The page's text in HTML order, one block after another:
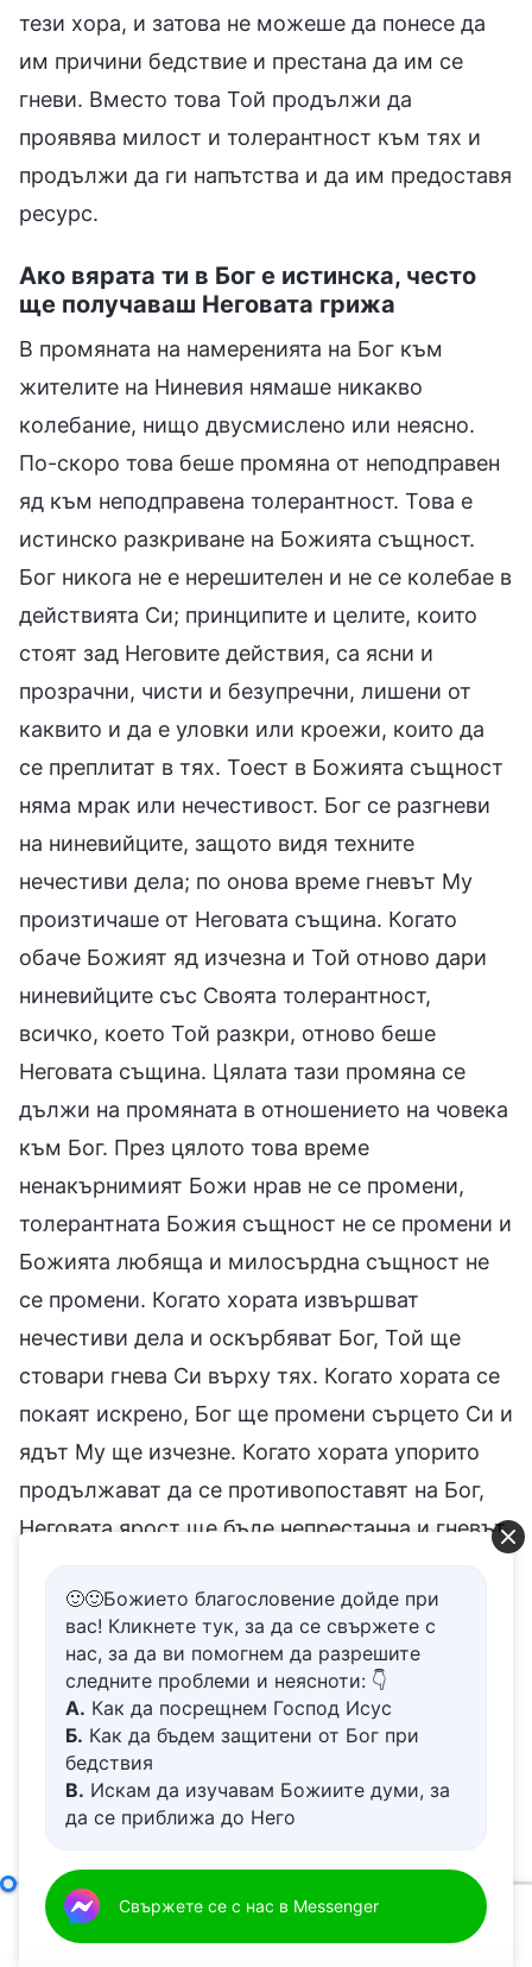
тези хора, и затова не можеше да понесе да
им причини бедствие и престана да им се
гневи. Вместо това Той продължи да
проявява милост и толерантност към тях и
продължи да ги напътства и да им предоставя
ресурс.
Ако вярата ти в Бог е истинска, често
ще получаваш Неговата грижа
В промяната на намеренията на Бог към
жителите на Ниневия нямаше никакво
колебание, нищо двусмислено или неясно.
По-скоро това беше промяна от неподправен
яд към неподправена толерантност. Това е
истинско разкриване на Божията същност.
Бог никога не е нерешителен и не се колебае в
действията Си; принципите и целите, които
стоят зад Неговите действия, са ясни и
прозрачни, чисти и безупречни, лишени от
каквито и да е уловки или кроежи, които да
се преплитат в тях. Тоест в Божията същност
няма мрак или нечестивост. Бог се разгневи
на ниневийците, защото видя техните
нечестиви дела; по онова време гневът Му
произтичаше от Неговата същина. Когато
обаче Божият яд изчезна и Той отново дари
ниневийците със Своята толерантност,
всичко, което Той разкри, отново беше
Неговата същина. Цялата тази промяна се
дължи на промяната в отношението на човека
към Бог. През цялото това време
ненакърнимият Божи нрав не се промени,
толерантната Божия същност не се промени и
Божията любяща и милосърдна същност не
се промени. Когато хората извършват
нечестиви дела и оскърбяват Бог, Той ще
стовари гнева Си върху тях. Когато хората се
покаят искрено, Бог ще промени сърцето Си и
ядът Му ще изчезне. Когато хората упорито
продължават да се противопоставят на Бог,
Неговата ярост ще бъде непрестанна и гневът
бъдат унищожени. Това е същността на
Божия нрав. Каквото и да изразява и
разкрива от Своя нрав, било то Своя гняв, или
Своята милост и любяща доброта, зависи от
поведението на хората и от начина, по който
се държат, както и от отношението им към
Бог дълбоко в сърцата им. Ако Божият гняв е
постоянно насочен към даден човек, сърцето
на този човек несъмнено се противопоставя
на Бог. Тъй като този човек никога не се е
🙂🙂Божието благословение дойде при
вас! Кликнете тук, за да се свържете с
нас, за да ви помогнем да разрешите
следните проблеми и неясноти: 👇
А. Как да посрещнем Господ Исус
Б. Как да бъдем защитени от Бог при
бедствия
В. Искам да изучавам Божиите думи, за
да се приближа до Него
живот
Д.Имам молба за молитва
Свържете се с нас в Messenger
Самият Бог, единственият II